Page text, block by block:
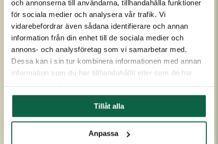
och annonserna till användarna, tillhandahålla funktioner
för sociala medier och analysera vår trafik. Vi
vidarebefordrar även sådana identifierare och annan
information från din enhet till de sociala medier och
annons- och analysföretag som vi samarbetar med.
Dessa kan i sin tur kombinera informationen med annan
information som du har tillhandahållit eller som de har
Tillåt alla
Anpassa
Medarbetare
Ägare
Samarbetspartners
Kvalitet och miljö
Code of conduct
Om UniScore
Köpvillkor
Allmänna leveransvillkor
Broschyrer och prislistor
Säkerhetsdatablad
Flaggskolan
Kontakt & öppettider
order@unigraphics.se
Webbplatsen
Integritetspolicy
Information om cookies